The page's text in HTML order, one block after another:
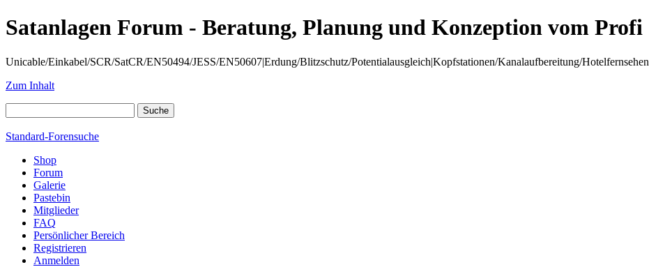
Satanlagen Forum - Beratung, Planung und Konzeption vom Profi
Unicable/Einkabel/SCR/SatCR/EN50494/JESS/EN50607|Erdung/Blitzschutz/Potentialausgleich|Kopfstationen/Kanalaufbereitung/Hotelfernsehen
Zum Inhalt
Standard-Forensuche
Shop
Forum
Galerie
Pastebin
Mitglieder
FAQ
Persönlicher Bereich
Registrieren
Anmelden